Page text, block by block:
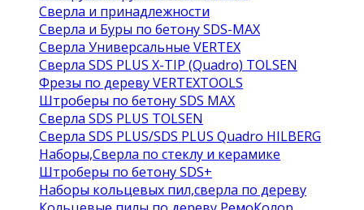
Сверла и принадлежности
Сверла и Буры по бетону SDS-MAX
Сверла Универсальные VERTEX
Сверла SDS PLUS X-TIP (Quadro) TOLSEN
Фрезы по дереву VERTEXTOOLS
Штроберы по бетону SDS MAX
Сверла SDS PLUS TOLSEN
Сверла SDS PLUS/SDS PLUS Quadro HILBERG
Наборы,Сверла по стеклу и керамике
Штроберы по бетону SDS+
Наборы кольцевых пил,сверла по дереву